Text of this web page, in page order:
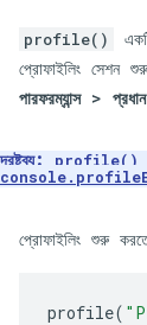
profile()
প্রোফাইলিং সেশন
পারফরম্যান্স> প্রধান
দ্রষ্টব্য: profile()
প্রোফাইলিং শুরু
profile(